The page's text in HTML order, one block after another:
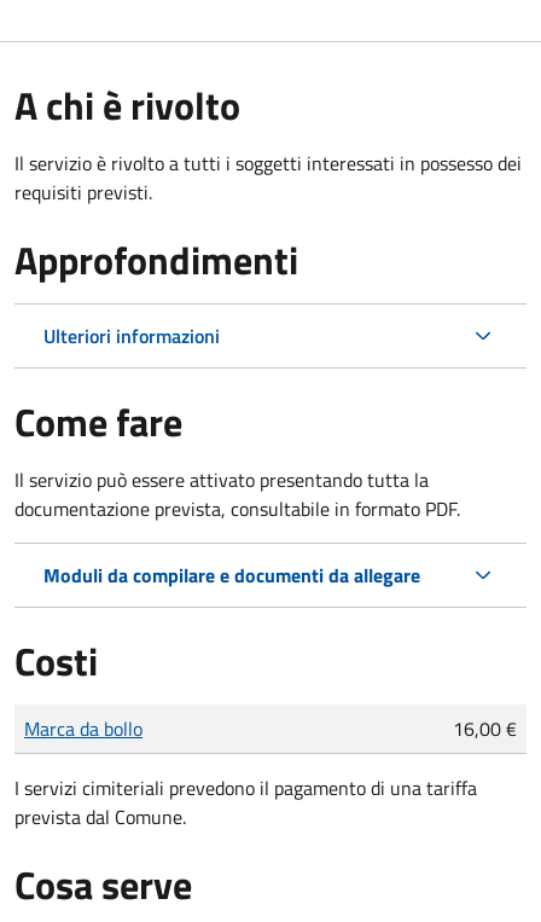
A chi è rivolto
Il servizio è rivolto a tutti i soggetti interessati in possesso dei
requisiti previsti.
Approfondimenti
Ulteriori informazioni
Come fare
Il servizio può essere attivato presentando tutta la
documentazione prevista, consultabile in formato PDF.
Moduli da compilare e documenti da allegare
Costi
Tipo di pagamento
Importo
Marca da bollo 16,00 €
I servizi cimiteriali prevedono il pagamento di una tariffa
prevista dal Comune.
Cosa serve